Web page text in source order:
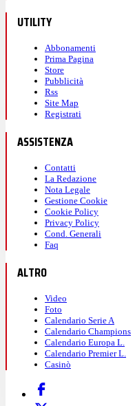
UTILITY
Abbonamenti
Prima Pagina
Store
Pubblicità
Rss
Site Map
Registrati
ASSISTENZA
Contatti
La Redazione
Nota Legale
Gestione Cookie
Cookie Policy
Privacy Policy
Cond. Generali
Faq
ALTRO
Video
Foto
Calendario Serie A
Calendario Champions
Calendario Europa L.
Calendario Premier L.
Casinò